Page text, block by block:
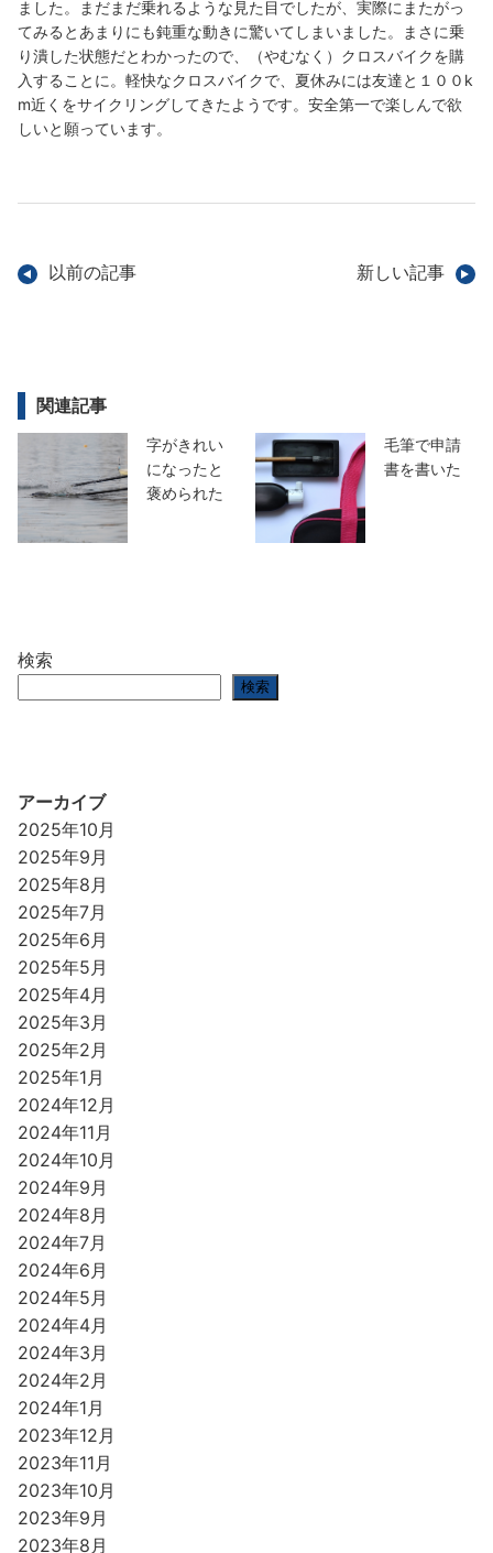
ました。まだまだ乗れるような見た目でしたが、実際にまたがっ
てみるとあまりにも鈍重な動きに驚いてしまいました。まさに乗
り潰した状態だとわかったので、（やむなく）クロスバイクを購
入することに。軽快なクロスバイクで、夏休みには友達と１００k
m近くをサイクリングしてきたようです。安全第一で楽しんで欲
しいと願っています。
以前の記事 新しい記事
関連記事
字がきれい
になったと
褒められた
毛筆で申請
書を書いた
検索
検索
アーカイブ
2025年10月
2025年9月
2025年8月
2025年7月
2025年6月
2025年5月
2025年4月
2025年3月
2025年2月
2025年1月
2024年12月
2024年11月
2024年10月
2024年9月
2024年8月
2024年7月
2024年6月
2024年5月
2024年4月
2024年3月
2024年2月
2024年1月
2023年12月
2023年11月
2023年10月
2023年9月
2023年8月